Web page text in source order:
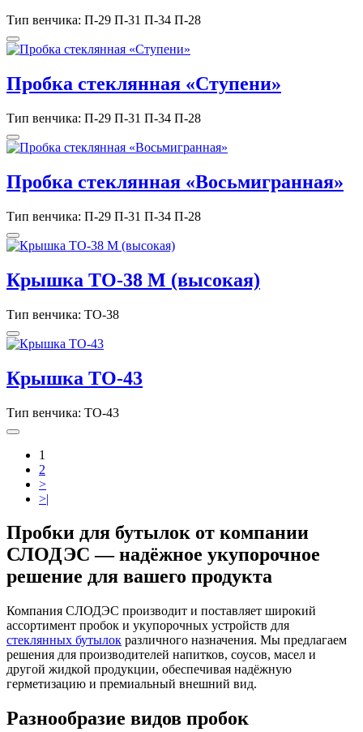
Тип венчика: П-29 П-31 П-34 П-28
Пробка стеклянная «Ступени»
Тип венчика: П-29 П-31 П-34 П-28
Пробка стеклянная «Восьмигранная»
Тип венчика: П-29 П-31 П-34 П-28
Крышка TO-38 М (высокая)
Тип венчика: ТО-38
Крышка TO-43
Тип венчика: ТО-43
1
2
>
>|
Пробки для бутылок от компании
СЛОДЭС — надёжное укупорочное
решение для вашего продукта
Компания СЛОДЭС производит и поставляет широкий
ассортимент пробок и укупорочных устройств для
стеклянных бутылок различного назначения. Мы предлагаем
решения для производителей напитков, соусов, масел и
другой жидкой продукции, обеспечивая надёжную
герметизацию и премиальный внешний вид.
Разнообразие видов пробок